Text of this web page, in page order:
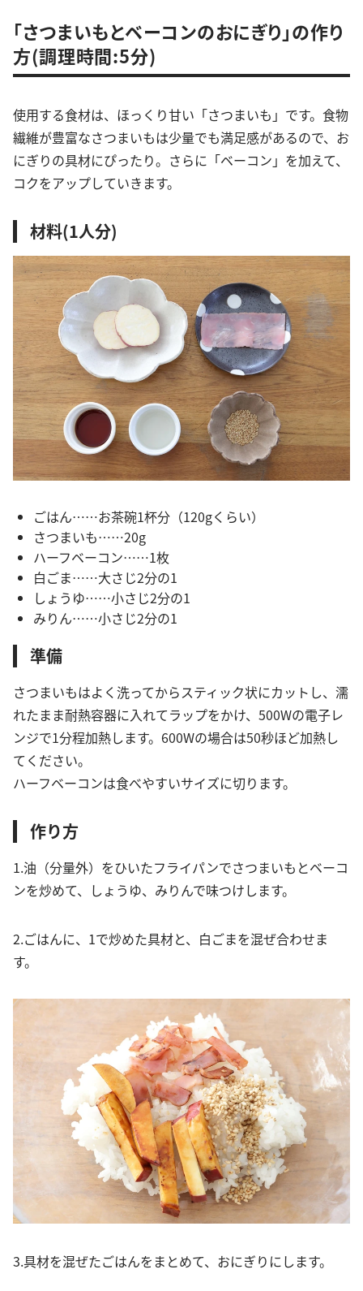
「さつまいもとベーコンのおにぎり」の作り
方(調理時間:5分)
使用する食材は、ほっくり甘い「さつまいも」です。食物
繊維が豊富なさつまいもは少量でも満足感があるので、お
にぎりの具材にぴったり。さらに「ベーコン」を加えて、
コクをアップしていきます。
材料(1人分)
ごはん……お茶碗1杯分（120gくらい）
さつまいも……20g
ハーフベーコン……1枚
白ごま……大さじ2分の1
しょうゆ……小さじ2分の1
みりん……小さじ2分の1
準備
さつまいもはよく洗ってからスティック状にカットし、濡
れたまま耐熱容器に入れてラップをかけ、500Wの電子レ
ンジで1分程加熱します。600Wの場合は50秒ほど加熱し
てください。
ハーフベーコンは食べやすいサイズに切ります。
作り方
1.油（分量外）をひいたフライパンでさつまいもとベーコ
ンを炒めて、しょうゆ、みりんで味つけします。
2.ごはんに、1で炒めた具材と、白ごまを混ぜ合わせま
す。
3.具材を混ぜたごはんをまとめて、おにぎりにします。